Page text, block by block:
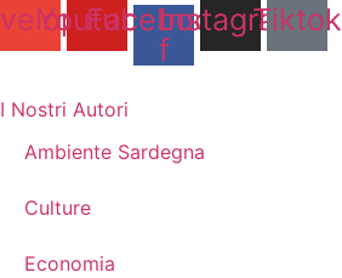
Youtube
Facebook-
f
Instagram
Tiktok
I Nostri Autori
Ambiente Sardegna
Culture
Economia